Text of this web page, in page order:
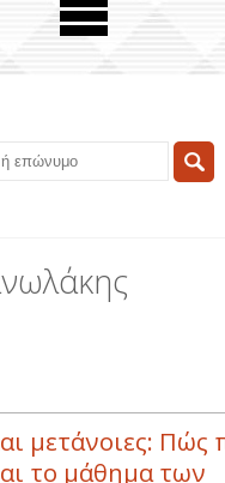
μετάνοιες: Πώς
το μάθημα των